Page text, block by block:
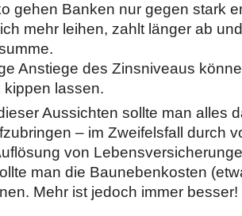
gehen Banken nur gegen stark
mehr leihen, zahlt länger ab
Anstiege des Zinsniveaus
kippen lassen.
Aussichten sollte man alles
– im Zweifelsfall durch
von
man die Baunebenkosten
Mehr ist jedoch immer besser!